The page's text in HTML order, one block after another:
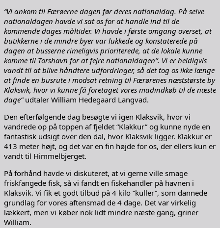
“Vi ankom til Færøerne dagen før deres nationaldag. På selve
nationaldagen havde vi sat os for at handle ind til de
kommende dages måltider. Vi havde i første omgang overset, at
butikkerne i de mindre byer var lukkede og konstaterede på
dagen at busserne rimeligvis prioriterede, at de lokale kunne
komme til Torshavn for at fejre nationaldagen”. Vi er heldigvis
vandt til at blive håndtere udfordringer, så det tog os ikke længe
at finde en busrute i modsat retning til Færørenes næststørste by
Klaksvik, hvor vi kunne få foretaget vores madindkøb til de næste
dage”udtaler William Hedegaard Langvad.
Den efterfølgende dag besøgte vi igen Klaksvik, hvor vi
vandrede op på toppen af fjeldet “Klakkur” og kunne nyde en
fantastisk udsigt over den dal, hvor Klaksvik ligger. Klakkur er
413 meter højt, og det var en fin højde for os, der ellers kun er
vandt til Himmelbjerget.
På forhånd havde vi diskuteret, at vi gerne ville smage
friskfangede fisk, så vi fandt en fiskehandler på havnen i
Klaksvik. Vi fik et godt tilbud på 4 kilo “kuller”, som dannede
grundlag for vores aftensmad de 4 dage. Det var virkelig
lækkert, men vi køber nok lidt mindre næste gang, griner
William.